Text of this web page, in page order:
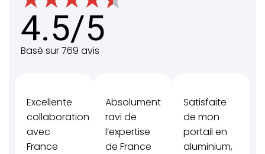
4.5/5
Basé sur 769 avis
Excellente
collaboration
avec
France
Absolument
ravi de
l’expertise
de France
Satisfaite
de mon
portail en
aluminium,